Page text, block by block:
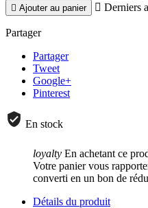
 Ajouter au panier  Derniers
Partager
Partager
Tweet
Google+
Pinterest
En stock
loyalty En achetant ce
Votre panier vous
converti en un bon de
Détails du produit